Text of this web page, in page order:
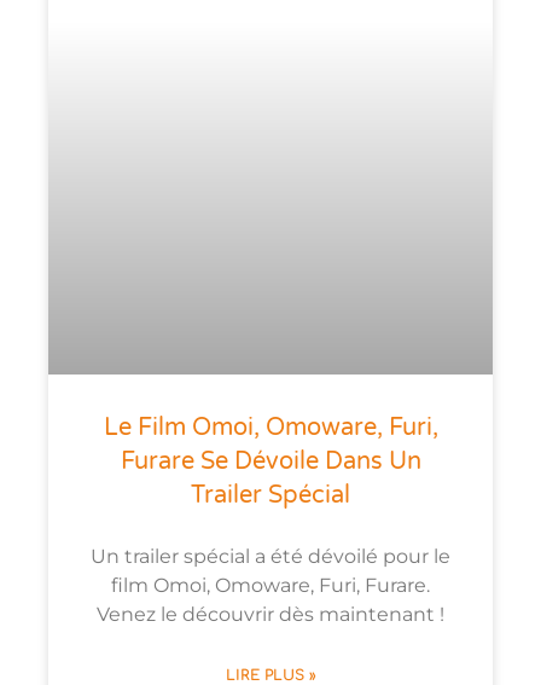
Le Film Omoi, Omoware, Furi,
Furare Se Dévoile Dans Un
Trailer Spécial
Un trailer spécial a été dévoilé pour le
film Omoi, Omoware, Furi, Furare.
Venez le découvrir dès maintenant !
LIRE PLUS »